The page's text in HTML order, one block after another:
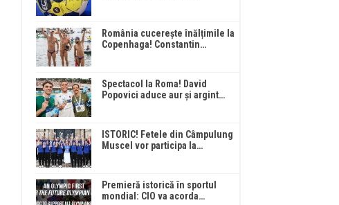
România cucerește înălțimile la
Copenhaga! Constantin…
Spectacol la Roma! David
Popovici aduce aur și argint…
ISTORIC! Fetele din Câmpulung
Muscel vor participa la…
Premieră istorică în sportul
mondial: CIO va acorda…